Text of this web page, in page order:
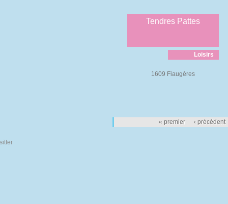
Tendres Pattes
Loisirs
1609 Fiaugères
Pages « premier ‹ précédent